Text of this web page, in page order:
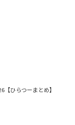
ひらつーまとめ】